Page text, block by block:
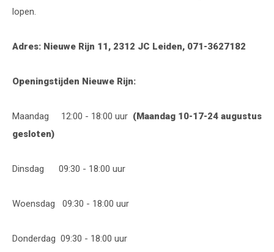
lopen.
Adres: Nieuwe Rijn 11, 2312 JC Leiden, 071-3627182
Openingstijden Nieuwe Rijn:
Maandag 12:00 - 18:00 uur (Maandag 10-17-24 augustus
gesloten)
Dinsdag 09:30 - 18:00 uur
Woensdag 09:30 - 18:00 uur
Donderdag 09:30 - 18:00 uur